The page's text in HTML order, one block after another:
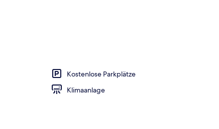
Deluxe-Suite, Balkon, Gartenblick | Hochwertige Bettwaren, Bettwäsche
Kostenlose Parkplätze
Klimaanlage